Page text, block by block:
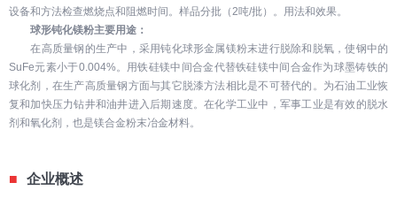
设备和方法检查燃烧点和阻燃时间。样品分批（2吨/批）。用法和效果。
球形钝化镁粉主要用途：
在高质量钢的生产中，采用钝化球形金属镁粉末进行脱除和脱氧，使钢中的
SuFe元素小于0.004%。用铁硅镁中间合金代替铁硅镁中间合金作为球墨铸铁的
球化剂，在生产高质量钢方面与其它脱漆方法相比是不可替代的。为石油工业恢
复和加快压力钻井和油井进入后期速度。在化学工业中，军事工业是有效的脱水
剂和氧化剂，也是镁合金粉末冶金材料。
■ 企业概述